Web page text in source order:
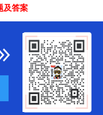
及答案